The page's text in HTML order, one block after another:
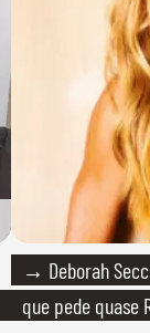
→ Deborah
que pede quase